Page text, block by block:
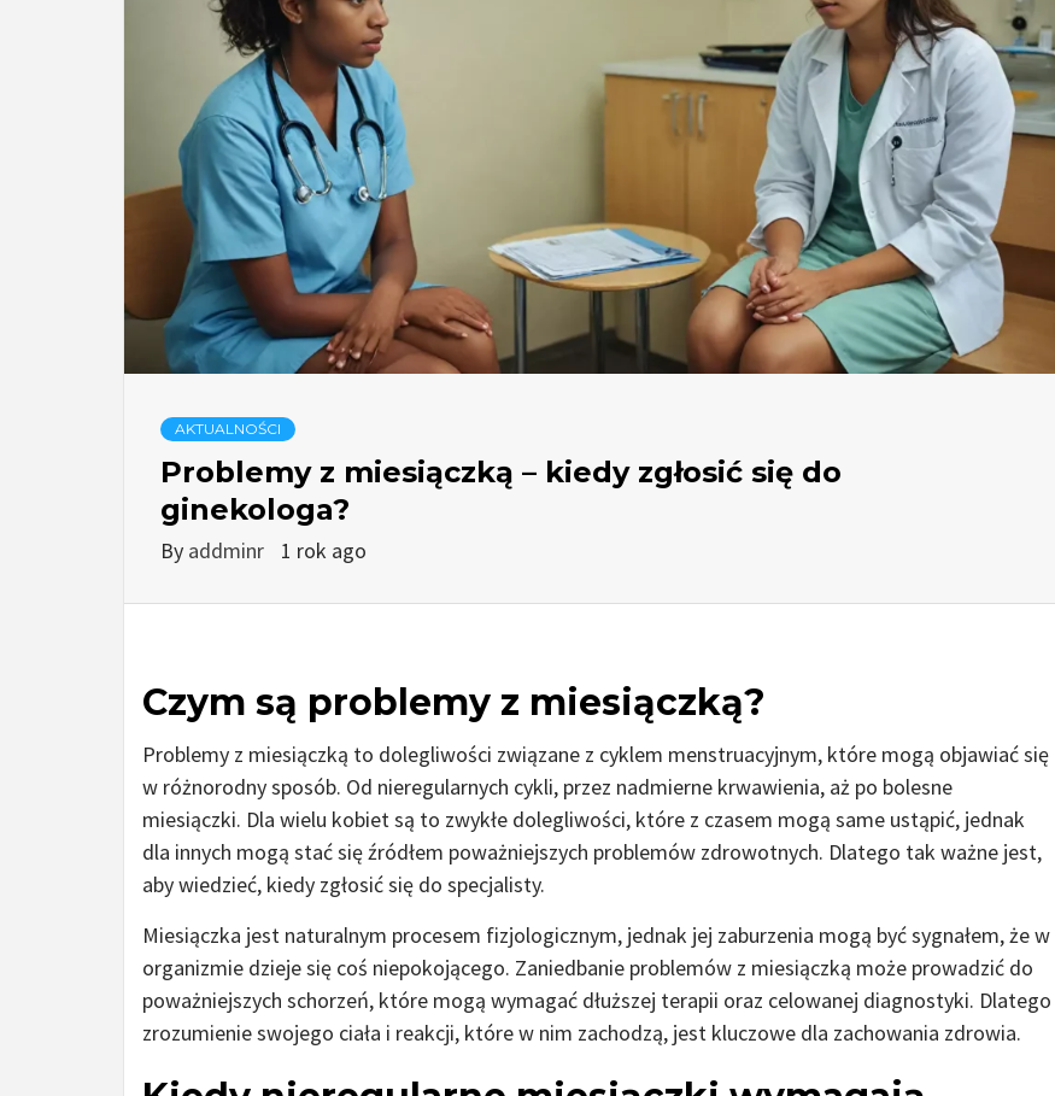
AKTUALNOŚCI
Problemy z miesiączką – kiedy zgłosić się do
ginekologa?
By addminr 1 rok ago
Czym są problemy z miesiączką?
Problemy z miesiączką to dolegliwości związane z cyklem menstruacyjnym, które mogą objawiać się
w różnorodny sposób. Od nieregularnych cykli, przez nadmierne krwawienia, aż po bolesne
miesiączki. Dla wielu kobiet są to zwykłe dolegliwości, które z czasem mogą same ustąpić, jednak
dla innych mogą stać się źródłem poważniejszych problemów zdrowotnych. Dlatego tak ważne jest,
aby wiedzieć, kiedy zgłosić się do specjalisty.
Miesiączka jest naturalnym procesem fizjologicznym, jednak jej zaburzenia mogą być sygnałem, że w
organizmie dzieje się coś niepokojącego. Zaniedbanie problemów z miesiączką może prowadzić do
poważniejszych schorzeń, które mogą wymagać dłuższej terapii oraz celowanej diagnostyki. Dlatego
zrozumienie swojego ciała i reakcji, które w nim zachodzą, jest kluczowe dla zachowania zdrowia.